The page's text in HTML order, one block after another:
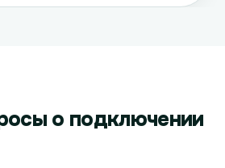
о подключении